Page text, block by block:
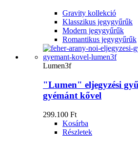
Gravity kollekció
Klasszikus jegygyűrűk
Modern jegygyűrűk
Romantikus jegygyűrűk
Lumen3f
"Lumen" eljegyzési
gyémánt kővel
299.100 Ft
Kosárba
Részletek